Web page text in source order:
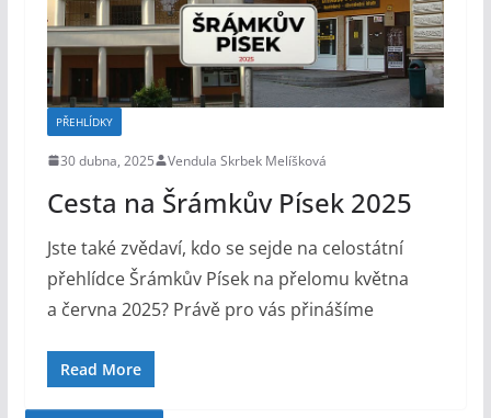
PŘEHLÍDKY
30 dubna, 2025 Vendula Skrbek Melíšková
Cesta na Šrámkův Písek 2025
Jste také zvědaví, kdo se sejde na celostátní
přehlídce Šrámkův Písek na přelomu května
a června 2025? Právě pro vás přinášíme
Read More